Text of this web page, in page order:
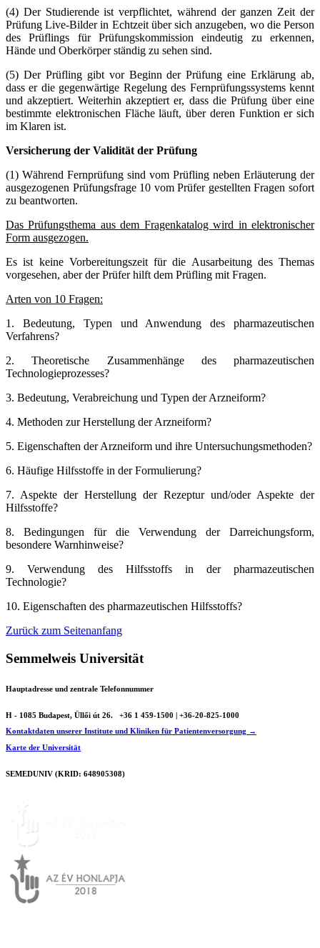
(4) Der Studierende ist verpflichtet, während der ganzen Zeit der
Prüfung Live-Bilder in Echtzeit über sich anzugeben, wo die Person
des Prüflings für Prüfungskommission eindeutig zu erkennen,
Hände und Oberkörper ständig zu sehen sind.
(5) Der Prüfling gibt vor Beginn der Prüfung eine Erklärung ab,
dass er die gegenwärtige Regelung des Fernprüfungssystems kennt
und akzeptiert. Weiterhin akzeptiert er, dass die Prüfung über eine
bestimmte elektronischen Fläche läuft, über deren Funktion er sich
im Klaren ist.
Versicherung der Validität der Prüfung
(1) Während Fernprüfung sind vom Prüfling neben Erläuterung der
ausgezogenen Prüfungsfrage 10 vom Prüfer gestellten Fragen sofort
zu beantworten.
Das Prüfungsthema aus dem Fragenkatalog wird in elektronischer
Form ausgezogen.
Es ist keine Vorbereitungszeit für die Ausarbeitung des Themas
vorgesehen, aber der Prüfer hilft dem Prüfling mit Fragen.
Arten von 10 Fragen:
1. Bedeutung, Typen und Anwendung des pharmazeutischen
Verfahrens?
2. Theoretische Zusammenhänge des pharmazeutischen
Technologieprozesses?
3. Bedeutung, Verabreichung und Typen der Arzneiform?
4. Methoden zur Herstellung der Arzneiform?
5. Eigenschaften der Arzneiform und ihre Untersuchungsmethoden?
6. Häufige Hilfsstoffe in der Formulierung?
7. Aspekte der Herstellung der Rezeptur und/oder Aspekte der
Hilfsstoffe?
8. Bedingungen für die Verwendung der Darreichungsform,
besondere Warnhinweise?
9. Verwendung des Hilfsstoffs in der pharmazeutischen
Technologie?
10. Eigenschaften des pharmazeutischen Hilfsstoffs?
Zurück zum Seitenanfang
Semmelweis Universität
Hauptadresse und zentrale Telefonnummer
H - 1085 Budapest, Üllői út 26.
+36 1 459-1500 | +36-20-825-1000
Kontaktdaten unserer Institute und Kliniken für Patientenversorgung →
Karte der Universität
SEMEDUNIV (KRID: 648905308)